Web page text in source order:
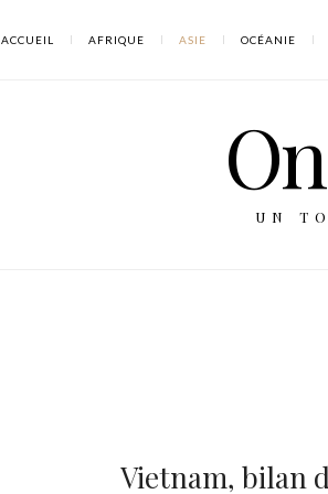
ACCUEIL AFRIQUE ASIE OCÉANIE
UN
Vietnam, bilan